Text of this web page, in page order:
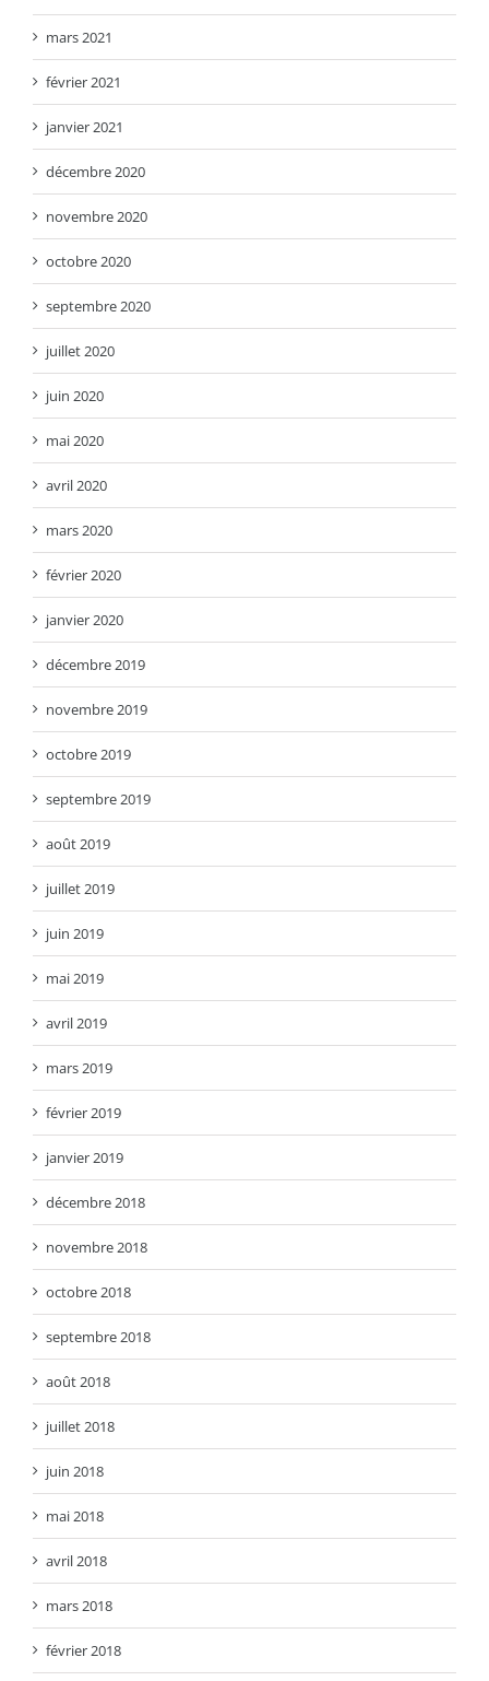
mars 2021
février 2021
janvier 2021
décembre 2020
novembre 2020
octobre 2020
septembre 2020
juillet 2020
juin 2020
mai 2020
avril 2020
mars 2020
février 2020
janvier 2020
décembre 2019
novembre 2019
octobre 2019
septembre 2019
août 2019
juillet 2019
juin 2019
mai 2019
avril 2019
mars 2019
février 2019
janvier 2019
décembre 2018
novembre 2018
octobre 2018
septembre 2018
août 2018
juillet 2018
juin 2018
mai 2018
avril 2018
mars 2018
février 2018